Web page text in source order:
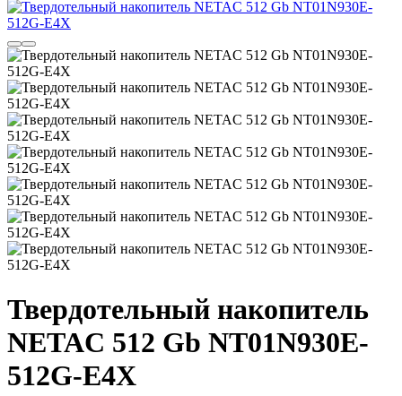
Твердотельный накопитель
NETAC 512 Gb NT01N930E-
512G-E4X